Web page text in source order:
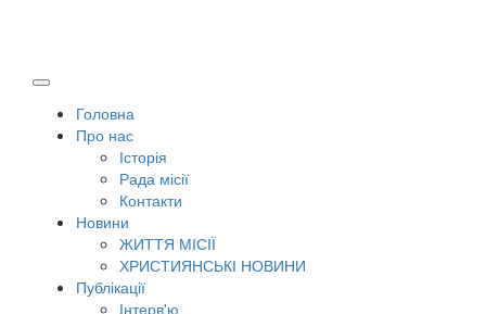
Головна
Про нас
Історія
Рада місії
Контакти
Новини
ЖИТТЯ МІСІЇ
ХРИСТИЯНСЬКІ НОВИНИ
Публікації
Інтерв'ю